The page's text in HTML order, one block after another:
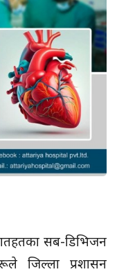
सब-डिभिजन
जिल्ला प्रशासन